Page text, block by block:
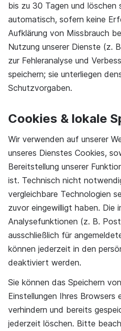
bis zu 30 Tagen und löschen
automatisch, sofern keine
Aufklärung von Missbrauch
Nutzung unserer Dienste (z.
zur Fehleranalyse und
speichern; sie unterliegen
Schutzvorgaben.
Cookies & lokale
Wir verwenden auf unserer
unseres Dienstes Cookies,
Bereitstellung unserer
ist. Technisch nicht
vergleichbare Technologien
zuvor eingewilligt haben. Die
Analysefunktionen (z. B.
ausschließlich für
können jederzeit in den
deaktiviert werden.
Sie können das Speichern
Einstellungen Ihres Browsers
verhindern und bereits
jederzeit löschen. Bitte